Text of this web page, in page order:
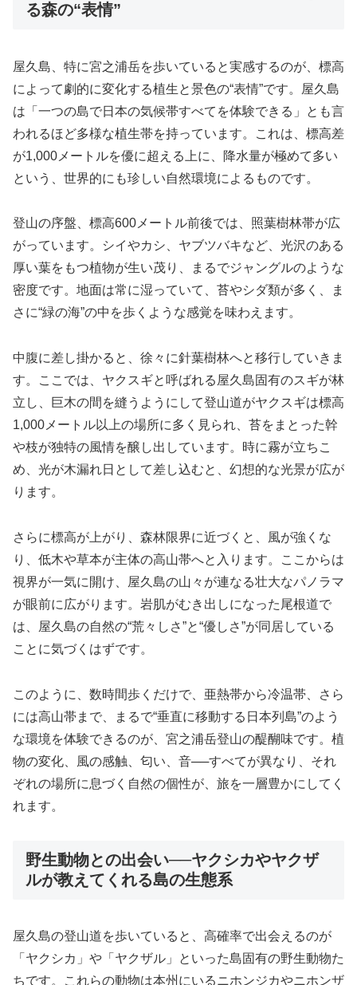
る森の“表情”
屋久島、特に宮之浦岳を歩いていると実感するのが、標高
によって劇的に変化する植生と景色の“表情”です。屋久島
は「一つの島で日本の気候帯すべてを体験できる」とも言
われるほど多様な植生帯を持っています。これは、標高差
が1,000メートルを優に超える上に、降水量が極めて多い
という、世界的にも珍しい自然環境によるものです。
登山の序盤、標高600メートル前後では、照葉樹林帯が広
がっています。シイやカシ、ヤブツバキなど、光沢のある
厚い葉をもつ植物が生い茂り、まるでジャングルのような
密度です。地面は常に湿っていて、苔やシダ類が多く、ま
さに“緑の海”の中を歩くような感覚を味わえます。
中腹に差し掛かると、徐々に針葉樹林へと移行していきま
す。ここでは、ヤクスギと呼ばれる屋久島固有のスギが林
立し、巨木の間を縫うようにして登山道がヤクスギは標高
1,000メートル以上の場所に多く見られ、苔をまとった幹
や枝が独特の風情を醸し出しています。時に霧が立ちこ
め、光が木漏れ日として差し込むと、幻想的な光景が広が
ります。
さらに標高が上がり、森林限界に近づくと、風が強くな
り、低木や草本が主体の高山帯へと入ります。ここからは
視界が一気に開け、屋久島の山々が連なる壮大なパノラマ
が眼前に広がります。岩肌がむき出しになった尾根道で
は、屋久島の自然の“荒々しさ”と“優しさ”が同居している
ことに気づくはずです。
このように、数時間歩くだけで、亜熱帯から冷温帯、さら
には高山帯まで、まるで“垂直に移動する日本列島”のよう
な環境を体験できるのが、宮之浦岳登山の醍醐味です。植
物の変化、風の感触、匂い、音──すべてが異なり、それ
ぞれの場所に息づく自然の個性が、旅を一層豊かにしてく
れます。
野生動物との出会い──ヤクシカやヤクザ
ルが教えてくれる島の生態系
屋久島の登山道を歩いていると、高確率で出会えるのが
「ヤクシカ」や「ヤクザル」といった島固有の野生動物た
ちです。これらの動物は本州にいるニホンジカやニホンザ